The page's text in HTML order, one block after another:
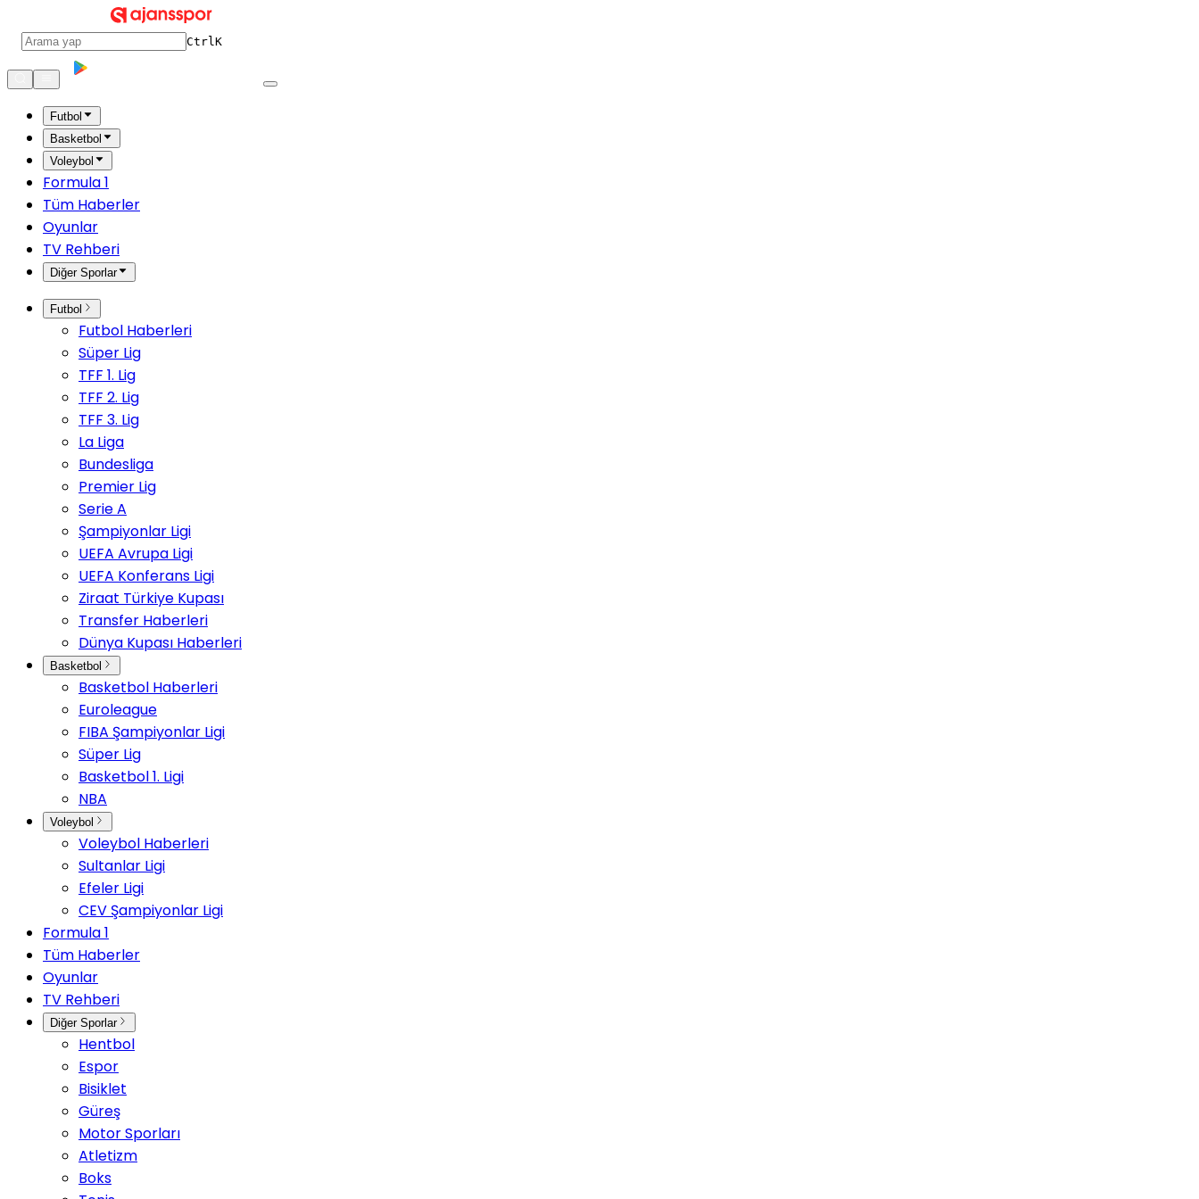
CtrlK
Futbol
Basketbol
Voleybol
Formula 1
Tüm Haberler
Oyunlar
TV Rehberi
Diğer Sporlar
Futbol
Futbol Haberleri
Süper Lig
TFF 1. Lig
TFF 2. Lig
TFF 3. Lig
La Liga
Bundesliga
Premier Lig
Serie A
Şampiyonlar Ligi
UEFA Avrupa Ligi
UEFA Konferans Ligi
Ziraat Türkiye Kupası
Transfer Haberleri
Dünya Kupası Haberleri
Basketbol
Basketbol Haberleri
Euroleague
FIBA Şampiyonlar Ligi
Süper Lig
Basketbol 1. Ligi
NBA
Voleybol
Voleybol Haberleri
Sultanlar Ligi
Efeler Ligi
CEV Şampiyonlar Ligi
Formula 1
Tüm Haberler
Oyunlar
TV Rehberi
Diğer Sporlar
Hentbol
Espor
Bisiklet
Güreş
Motor Sporları
Atletizm
Boks